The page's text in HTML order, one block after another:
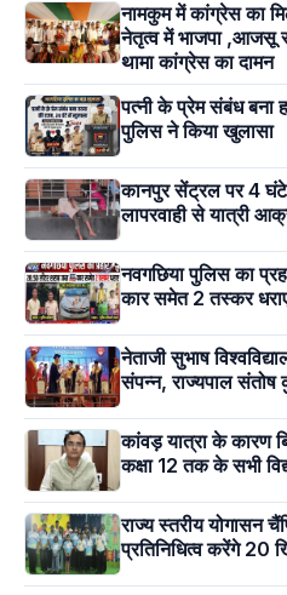
नामकुम में कांग्रेस का
नेतृत्व में भाजपा ,आजसू
थामा कांग्रेस का दामन
पत्नी के प्रेम संबंध बना
पुलिस ने किया खुलासा
कानपुर सेंट्रल पर 4
लापरवाही से यात्री
नवगछिया पुलिस का
कार समेत 2 तस्कर
नेताजी सुभाष
संपन्न, राज्यपाल संतोष
कांवड़ यात्रा के कारण
कक्षा 12 तक के सभी
राज्य स्तरीय योगासन
प्रतिनिधित्व करेंगे 20